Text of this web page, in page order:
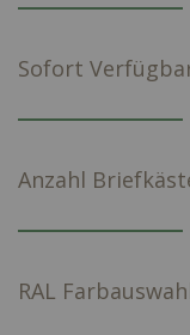
Sofort
Anzahl
RAL